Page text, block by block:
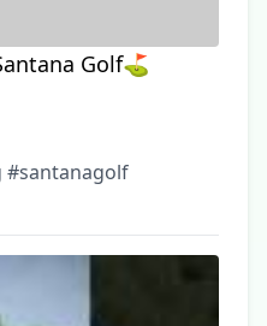
Golf⛳️